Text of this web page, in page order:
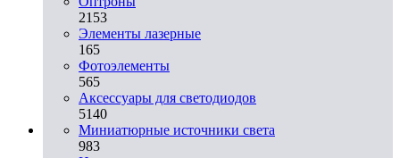
2153
Элементы лазерные
165
Фотоэлементы
565
Аксессуары для светодиодов
5140
Миниатюрные источники света
983